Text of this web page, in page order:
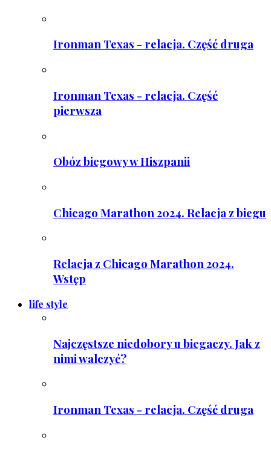
Ironman Texas - relacja. Część druga
Ironman Texas - relacja. Część
pierwsza
Obóz biegowy w Hiszpanii
Chicago Marathon 2024. Relacja z biegu
Relacja z Chicago Marathon 2024.
Wstęp
life style
Najczęstsze niedobory u biegaczy. Jak z
nimi walczyć?
Ironman Texas - relacja. Część druga